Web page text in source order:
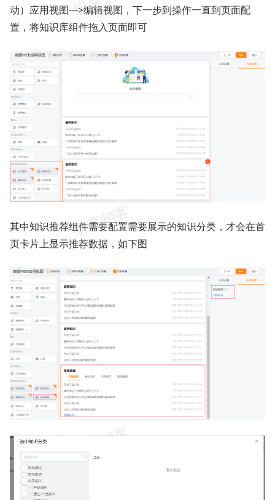
动）应用视图--->编辑视图，下一步到操作一直到页面配
置，将知识库组件拖入页面即可
其中知识推荐组件需要配置需要展示的知识分类，才会在首
页卡片上显示推荐数据，如下图